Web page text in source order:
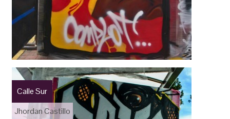
Calle Sur
Jhordan Castillo